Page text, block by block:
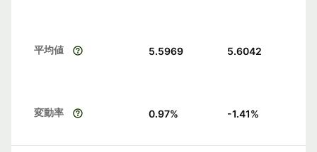
平均値 5.5969 5.6042
変動率 0.97% -1.41%